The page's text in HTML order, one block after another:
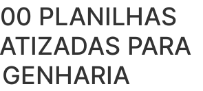
PLANILHAS
PARA